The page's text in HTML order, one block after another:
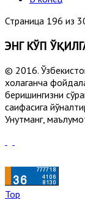
Страница 196 из
ЭНГ КЎП
© 2016.
хоҳлаганча
беришингизни
саҳифасига
Унутманг,
Top